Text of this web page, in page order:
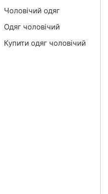
Чоловічий одяг
Одяг чоловічий
Купити одяг чоловічий